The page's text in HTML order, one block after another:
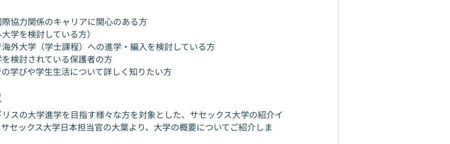
協力関係のキャリアに関心のある方
学を検討している方）
外大学（学士課程）への進学・編入を検討している方
検討されている保護者の方
学びや学生生活について詳しく知りたい方
スの大学進学を目指す様々な方を対象とした、サセックス大学の紹介イ
セックス大学日本担当官の大葉より、大学の概要についてご紹介しま